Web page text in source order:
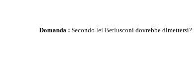
Domanda : Secondo lei Berlusconi dovrebbe dimettersi?.